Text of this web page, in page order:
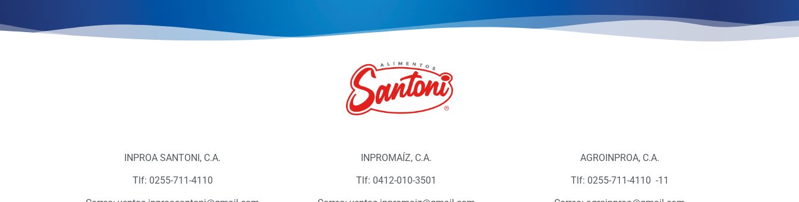
INPROA SANTONI, C.A.
Tlf: 0255-711-4110
INPROMAÍZ, C.A.
Tlf: 0412-010-3501
AGROINPROA, C.A.
Tlf: 0255-711-4110 -11